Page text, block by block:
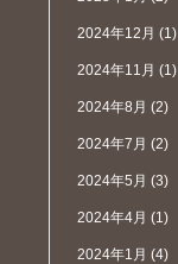
2024年12月 (1)
2024年11月 (1)
2024年8月 (2)
2024年7月 (2)
2024年5月 (3)
2024年4月 (1)
2024年1月 (4)